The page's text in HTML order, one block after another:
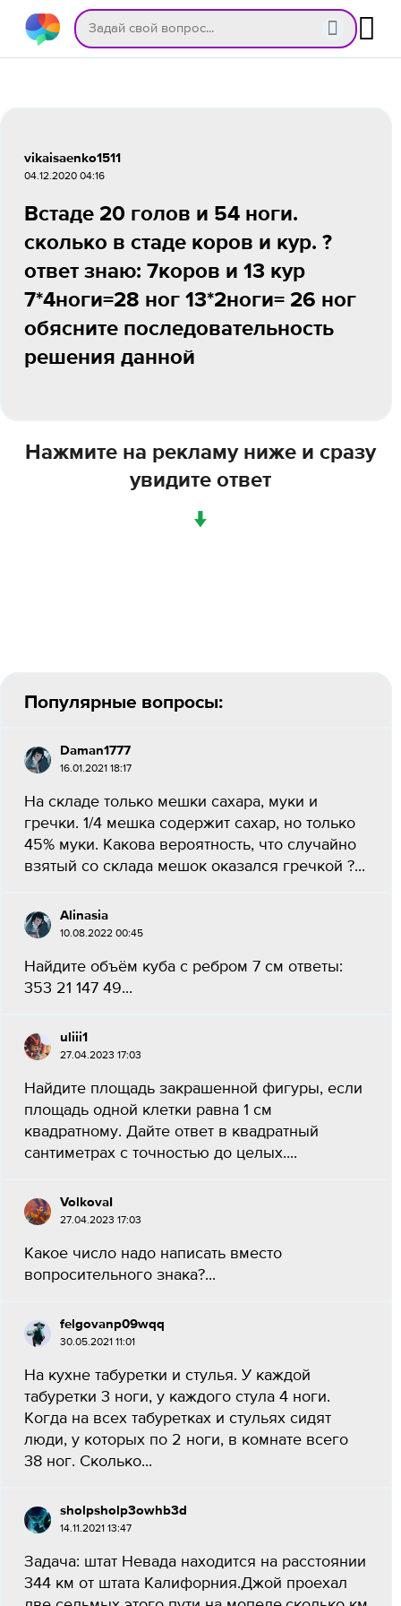
vikaisaenko1511
04.12.2020 04:16
Встаде 20 голов и 54 ноги.
сколько в стаде коров и кур. ?
ответ знаю: 7коров и 13 кур
7*4ноги=28 ног 13*2ноги= 26 ног
обясните последовательность
решения данной
Нажмите на рекламу ниже и сразу
увидите ответ
↓
Популярные вопросы:
Daman1777
16.01.2021 18:17
На складе только мешки сахара, муки и
гречки. 1/4 мешка содержит сахар, но только
45% муки. Какова вероятность, что случайно
взятый со склада мешок оказался гречкой ?​...
Alinasia
10.08.2022 00:45
Найдите объём куба с ребром 7 см ответы:
353 21 147 49...
uliii1
27.04.2023 17:03
Найдите площадь закрашенной фигуры, если
площадь одной клетки равна 1 см
квадратному. Дайте ответ в квадратный
сантиметрах с точностью до целых.​...
VolkovaI
27.04.2023 17:03
Какое число надо написать вместо
вопросительного знака?...
felgovanp09wqq
30.05.2021 11:01
На кухне табуретки и стулья. У каждой
табуретки 3 ноги, у каждого стула 4 ноги.
Когда на всех табуретках и стульях сидят
люди, у которых по 2 ноги, в комнате всего
38 ног. Сколько...
sholpsholp3owhb3d
14.11.2021 13:47
Задача: штат Невада находится на расстоянии
344 км от штата Калифорния.Джой проехал